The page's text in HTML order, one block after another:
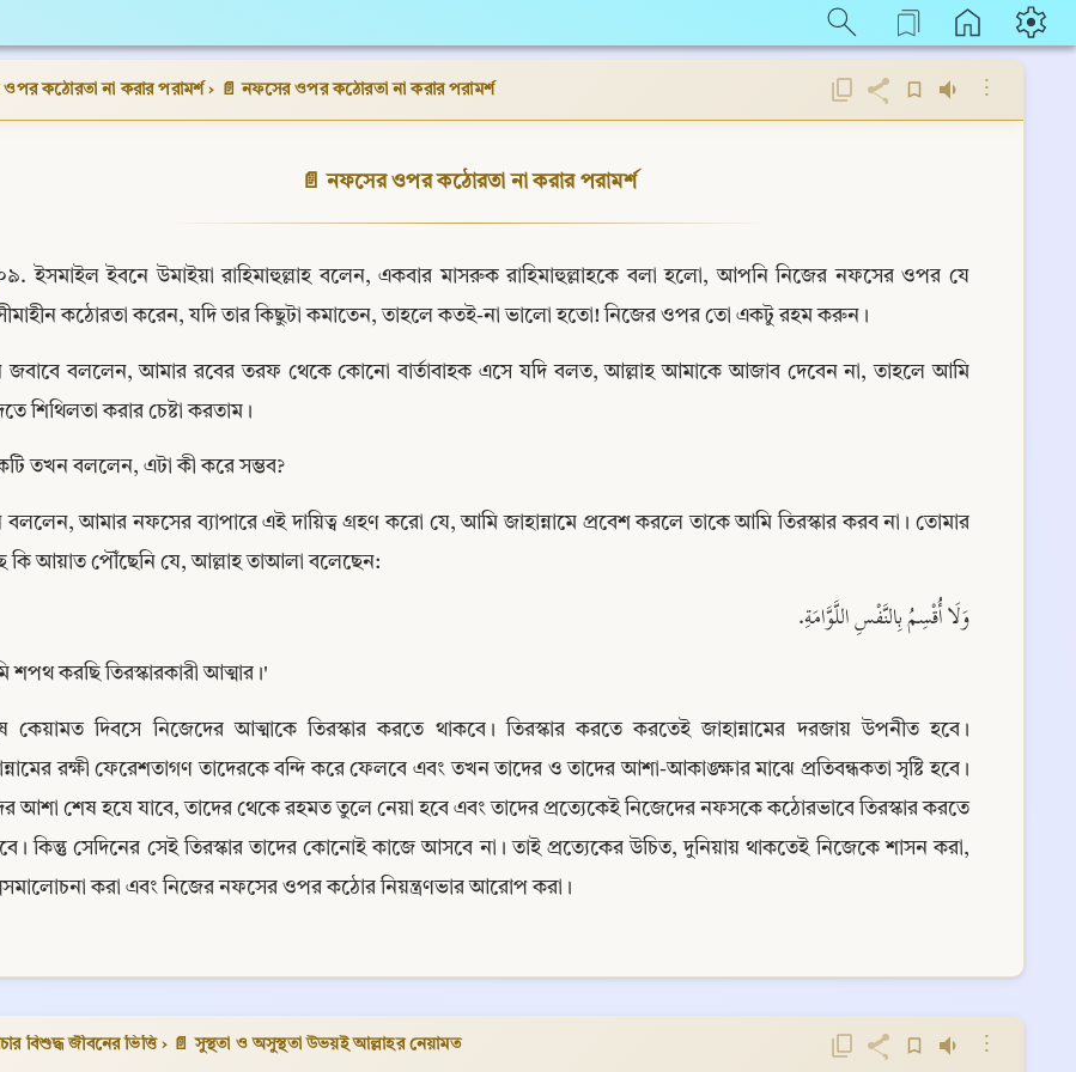
কঠোরতা না করার পরামর্শ › 📄 নফসের ওপর কঠোরতা না করার পরামর্শ ⋮
📄 নফসের ওপর কঠোরতা না করার পরামর্শ
ইসমাইল ইবনে উমাইয়া রাহিমাহুল্লাহ বলেন, একবার মাসরুক রাহিমাহুল্লাহকে বলা হলো, আপনি নিজের নফসের ওপর যে
কঠোরতা করেন, যদি তার কিছুটা কমাতেন, তাহলে কতই-না ভালো হতো! নিজের ওপর তো একটু রহম করুন।
জবাবে বললেন, আমার রবের তরফ থেকে কোনো বার্তাবাহক এসে যদি বলত, আল্লাহ আমাকে আজাব দেবেন না, তাহলে আমি
শিথিলতা করার চেষ্টা করতাম।
তখন বললেন, এটা কী করে সম্ভব?
বললেন, আমার নফসের ব্যাপারে এই দায়িত্ব গ্রহণ করো যে, আমি জাহান্নামে প্রবেশ করলে তাকে আমি তিরস্কার করব না। তোমার
কি আয়াত পৌঁছেনি যে, আল্লাহ তাআলা বলেছেন:
وَلَا أُقْسِمُ بِالنَّفْسِ اللَّوَّامَةِ.
শপথ করছি তিরস্কারকারী আত্মার।'
কেয়ামত দিবসে নিজেদের আত্মাকে তিরস্কার করতে থাকবে। তিরস্কার করতে করতেই জাহান্নামের দরজায় উপনীত হবে।
রক্ষী ফেরেশতাগণ তাদেরকে বন্দি করে ফেলবে এবং তখন তাদের ও তাদের আশা-আকাঙ্ক্ষার মাঝে প্রতিবন্ধকতা সৃষ্টি হবে।
আশা শেষ হযে যাবে, তাদের থেকে রহমত তুলে নেয়া হবে এবং তাদের প্রত্যেকেই নিজেদের নফসকে কঠোরভাবে তিরস্কার করতে
কিন্তু সেদিনের সেই তিরস্কার তাদের কোনোই কাজে আসবে না। তাই প্রত্যেকের উচিত, দুনিয়ায় থাকতেই নিজেকে শাসন করা,
করা এবং নিজের নফসের ওপর কঠোর নিয়ন্ত্রণভার আরোপ করা।
বিশুদ্ধ জীবনের ভিত্তি › 📄 সুস্থতা ও অসুস্থতা উভয়ই আল্লাহর নেয়ামত ⋮